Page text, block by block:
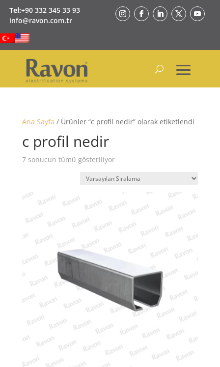
Tel:+90 332 345 33 93
info@ravon.com.tr
Ana Sayfa / Ürünler “c profil nedir” olarak etiketlendi
c profil nedir
7 sonucun tümü gösteriliyor